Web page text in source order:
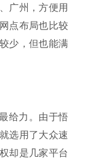
广州，方便用
点布局也比较
少，但也能满
给力。由于悟
选用了大众速
却是几家平台